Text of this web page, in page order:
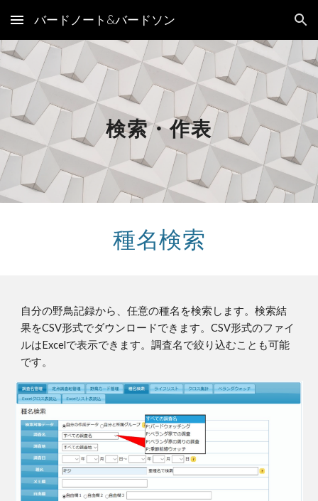
Skip to main content Skip to navigation
バードノート&バードソン
検索・作表
種名検索
自分の野鳥記録から、任意の種名を検索します。検索結
果をCSV形式でダウンロードできます。CSV形式のファイ
ルはExcelで表示できます。調査名で絞り込むことも可能
です。